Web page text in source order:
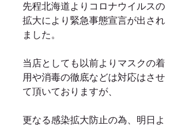
先程北海道よりコロナウイルスの
拡大により緊急事態宣言が出され
ました。
当店としても以前よりマスクの着
用や消毒の徹底などは対応はさせ
て頂いておりますが、
更なる感染拡大防止の為、明日よ